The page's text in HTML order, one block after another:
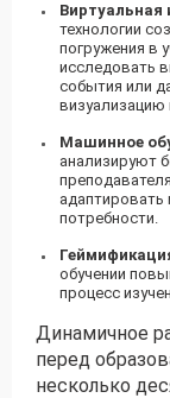
Виртуальная
технологии
погружения в
исследовать
события или
визуализацию
Машинное
анализируют
адаптировать
потребности.
обучении
процесс
Динамичное
перед
несколько